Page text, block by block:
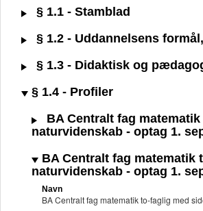
§ 1.1 - Stamblad
§ 1.2 - Uddannelsens
§ 1.3 - Didaktisk og
§ 1.4 - Profiler
BA Centralt fag
naturvidenskab - optag 1.
BA Centralt fag
naturvidenskab - optag 1.
Navn
BA Centralt fag matematik to-faglig med